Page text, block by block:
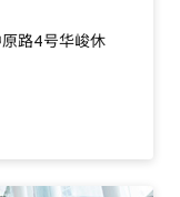
路4号华峻休